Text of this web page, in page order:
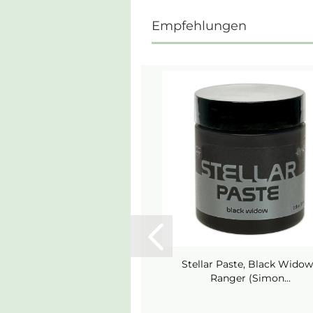
Empfehlungen
Stellar Paste, Black
Ranger (Simon...